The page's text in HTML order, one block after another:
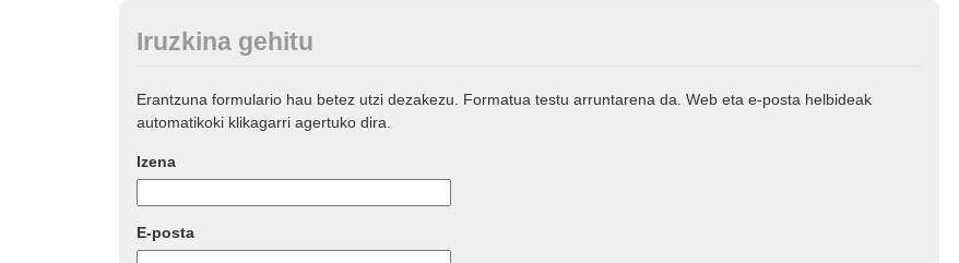
Iruzkina gehitu
Erantzuna formulario hau betez utzi dezakezu. Formatua testu arruntarena da. Web eta e-posta helbideak
automatikoki klikagarri agertuko dira.
Izena
E-posta